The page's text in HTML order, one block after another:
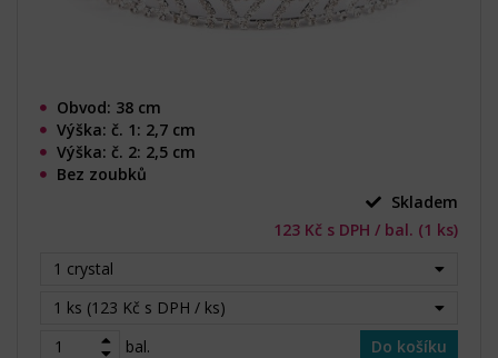
Obvod: 38 cm
Výška: č. 1: 2,7 cm
Výška: č. 2: 2,5 cm
Bez zoubků
Skladem
123 Kč s DPH / bal. (1 ks)
1 crystal
1 ks (123 Kč s DPH / ks)
bal.
Do košíku